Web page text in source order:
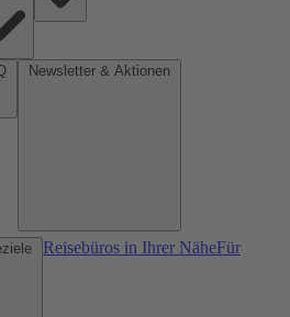
Reisebüros in Ihrer NäheFür